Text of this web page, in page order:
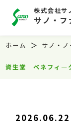
株式会社サ
サノ・フ
ホーム サノ・ノ
資生堂 ベネフィ―
2026.06.22